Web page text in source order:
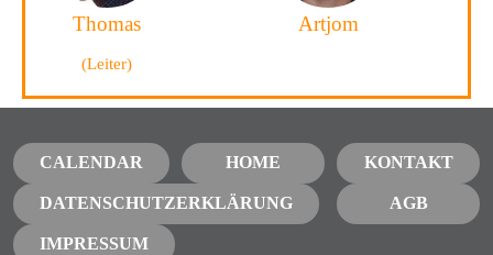
Thomas
(Leiter)
Artjom
CALENDAR HOME KONTAKT
DATENSCHUTZERKLÄRUNG AGB
IMPRESSUM